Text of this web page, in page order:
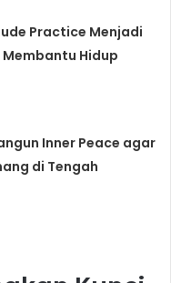
Practice Menjadi
Hidup
Inner Peace agar
di Tengah